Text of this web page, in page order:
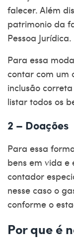
falecer. Além
patrimonio da
Pessoa Jurídica.
Para essa
contar com um
inclusão
listar todos os
2 – Doações
Para essa
bens em vida
contador
nesse caso o
conforme o
Por que é